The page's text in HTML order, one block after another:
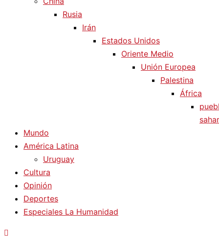
Rusia
Irán
Estados Unidos
Oriente Medio
Unión Europea
Palestina
África
Mundo
América Latina
Uruguay
Cultura
Opinión
Deportes
Especiales La Humanidad